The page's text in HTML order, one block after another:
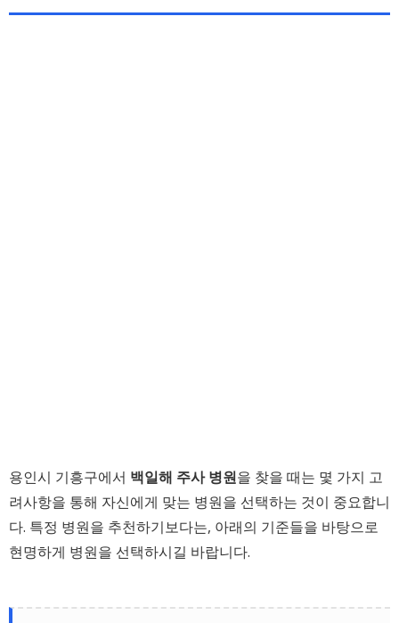
용인시 기흥구에서 백일해 주사 병원을 찾을 때는 몇 가지 고
려사항을 통해 자신에게 맞는 병원을 선택하는 것이 중요합니
다. 특정 병원을 추천하기보다는, 아래의 기준들을 바탕으로
현명하게 병원을 선택하시길 바랍니다.